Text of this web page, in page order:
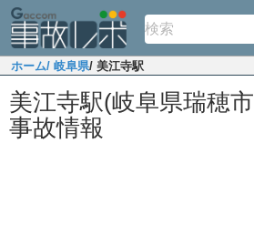
ホーム/ 岐阜県/ 美江寺駅
美江寺駅(岐阜県瑞穂
事故情報